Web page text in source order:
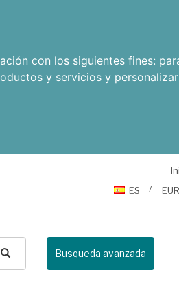
con los siguientes fines:
y servicios y
ES
EUR
Busqueda avanzada